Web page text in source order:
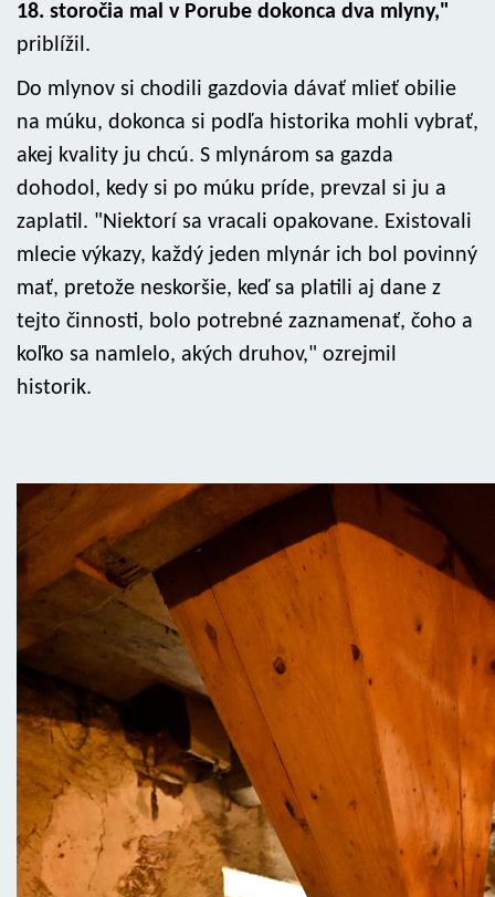
18. storočia mal v Porube dokonca dva mlyny,"
priblížil.
Do mlynov si chodili gazdovia dávať mlieť obilie
na múku, dokonca si podľa historika mohli vybrať,
akej kvality ju chcú. S mlynárom sa gazda
dohodol, kedy si po múku príde, prevzal si ju a
zaplatil. "Niektorí sa vracali opakovane. Existovali
mlecie výkazy, každý jeden mlynár ich bol povinný
mať, pretože neskoršie, keď sa platili aj dane z
tejto činnosti, bolo potrebné zaznamenať, čoho a
koľko sa namlelo, akých druhov," ozrejmil
historik.